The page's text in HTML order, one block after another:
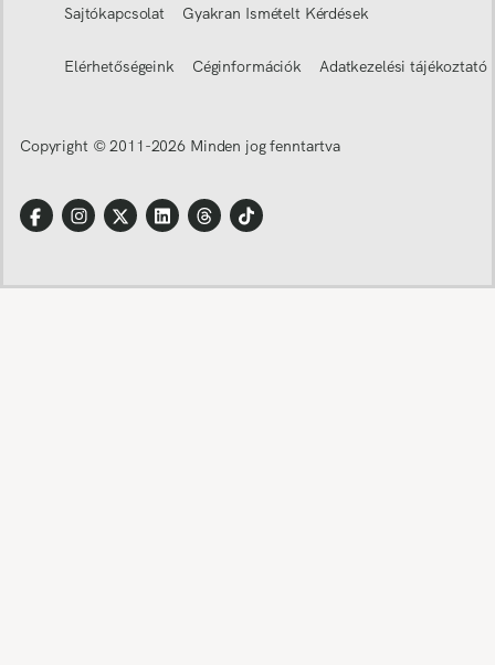
Sajtókapcsolat Gyakran Ismételt Kérdések
Elérhetőségeink Céginformációk Adatkezelési tájékoztató
Copyright © 2011-2026 Minden jog fenntartva